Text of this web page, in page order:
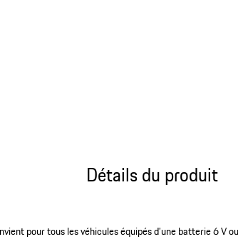
Détails du produit
pour tous les véhicules équipés d’une batterie 6 V